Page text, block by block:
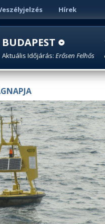
Hírek
BUDAPEST
Aktuális Időjárás: Erősen Felhős